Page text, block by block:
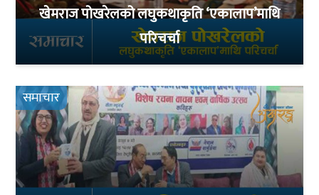
खेमराज पोखरेलको लघुकथाकृति ‘एकालाप’माथि
परिचर्चा
समाचार